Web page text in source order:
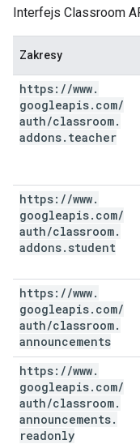
Interfejs Classroom
Zakresy
https: //www.
googleapis. com/
auth/classroom.
addons. teacher
https: //www.
googleapis. com/
auth/classroom.
addons. student
https: //www.
googleapis. com/
auth/classroom.
announcements
https: //www.
googleapis. com/
auth/classroom.
announcements.
readonly